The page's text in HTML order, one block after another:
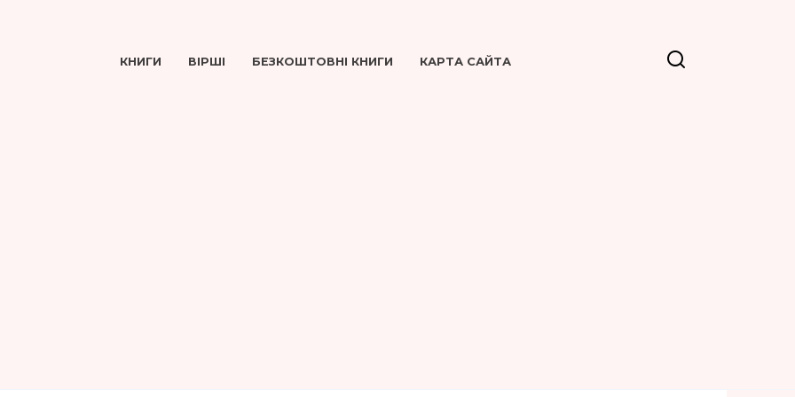
КНИГИ ВІРШІ БЕЗКОШТОВНІ КНИГИ КАРТА САЙТА